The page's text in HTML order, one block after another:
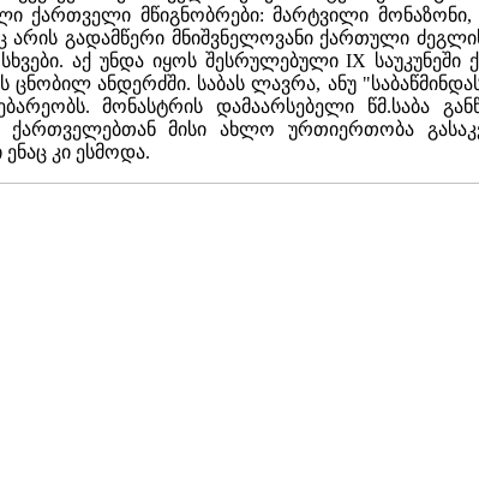
ქართველი მწიგნობრები: მარტვილი
არის გადამწერი მნიშვნელოვანი ქართული
აქ უნდა იყოს შესრულებული IX
ცნობილ ანდერძში. საბას ლავრა, ანუ
მონასტრის დამაარსებელი წმ.საბა
ქართველებთან მისი ახლო ურთიერთობა
კი ესმოდა.